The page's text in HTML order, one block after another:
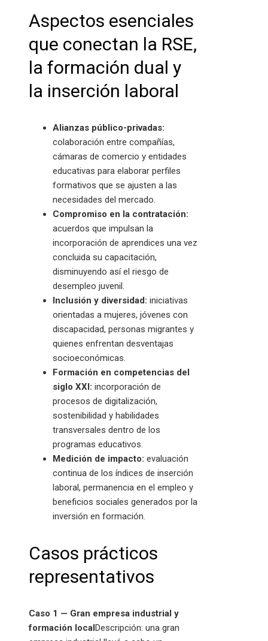
Aspectos esenciales
que conectan la RSE,
la formación dual y
la inserción laboral
Alianzas público-privadas:
colaboración entre compañías,
cámaras de comercio y entidades
educativas para elaborar perfiles
formativos que se ajusten a las
necesidades del mercado.
Compromiso en la contratación:
acuerdos que impulsan la
incorporación de aprendices una vez
concluida su capacitación,
disminuyendo así el riesgo de
desempleo juvenil.
Inclusión y diversidad: iniciativas
orientadas a mujeres, jóvenes con
discapacidad, personas migrantes y
quienes enfrentan desventajas
socioeconómicas.
Formación en competencias del
siglo XXI: incorporación de
procesos de digitalización,
sostenibilidad y habilidades
transversales dentro de los
programas educativos.
Medición de impacto: evaluación
continua de los índices de inserción
laboral, permanencia en el empleo y
beneficios sociales generados por la
inversión en formación.
Casos prácticos
representativos
Caso 1 — Gran empresa industrial y
formación local Descripción: una gran